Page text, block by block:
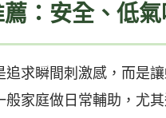
：安全、低
追求瞬間刺激感，而是
般家庭做日常輔助，尤